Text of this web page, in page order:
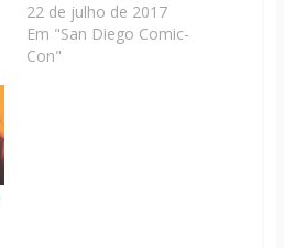
22 de julho de 2017
Em "San Diego Comic-
Con"